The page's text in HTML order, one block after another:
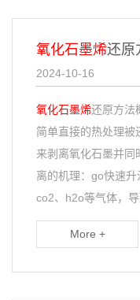
氧化石墨烯还原
2024-10-16
氧化石墨烯还原方法
简单直接的热处理
来剥离氧化石墨并同
离的机理：go快速升
co2、h2o等气体，
More +